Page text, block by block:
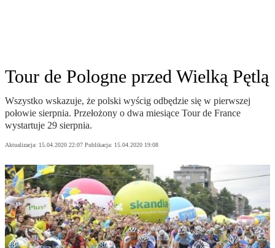
Tour de Pologne przed Wielką Pętlą
Wszystko wskazuje, że polski wyścig odbędzie się w pierwszej
połowie sierpnia. Przełożony o dwa miesiące Tour de France
wystartuje 29 sierpnia.
Aktualizacja: 15.04.2020 22:07 Publikacja: 15.04.2020 19:08